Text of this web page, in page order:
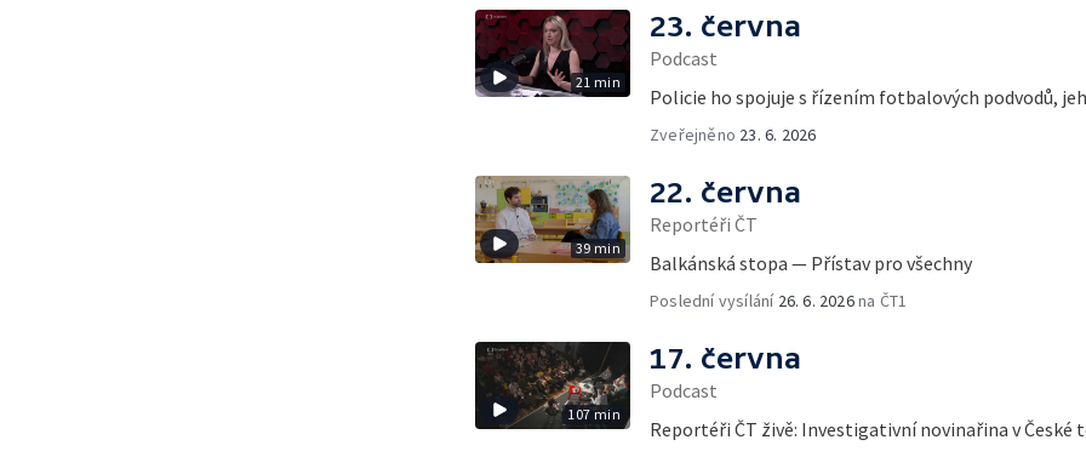
21 min
23. června
Podcast
Policie ho spojuje s řízením fotbalových podvodů,
Zveřejněno 23. 6. 2026
39 min
22. června
Reportéři ČT
Balkánská stopa — Přístav pro všechny
Poslední vysílání 26. 6. 2026na ČT1
107 min
17. června
Podcast
Reportéři ČT živě: Investigativní novinařina v České